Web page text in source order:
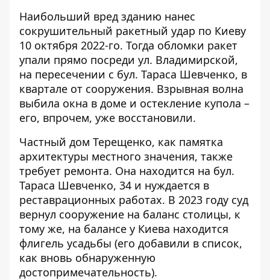
Наибольший вред зданию нанес
сокрушительный ракетный удар по Киеву
10 октября 2022-го. Тогда обломки ракет
упали прямо посреди ул. Владимирской,
на пересечении с бул. Тараса Шевченко, в
квартале от сооружения. Взрывная волна
выбила окна в доме и остекление купола –
его, впрочем, уже восстановили.
Частный дом Терещенко, как памятка
архитектуры местного значения, также
требует ремонта. Она находится на бул.
Тараса Шевченко, 34 и нуждается в
реставрационных работах. В 2023 году суд
вернул сооружение на баланс столицы, к
тому же, на балансе у Киева находится
флигель усадьбы (его добавили в список,
как вновь обнаруженную
достопримечательность).